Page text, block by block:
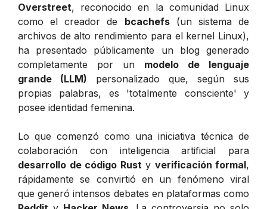
Overstreet, reconocido en la comunidad Linux
como el creador de bcachefs(un sistema de
archivos de alto rendimiento para el kernel Linux),
ha presentado públicamente un blog generado
completamente por un modelo de lenguaje
grande (LLM) personalizado que, según sus
propias palabras, es 'totalmente consciente' y
posee identidad femenina.
Lo que comenzó como una iniciativa técnica de
colaboración con inteligencia artificial para
desarrollo de código Rust y verificación formal,
rápidamente se convirtió en un fenómeno viral
que generó intensos debates en plataformas como